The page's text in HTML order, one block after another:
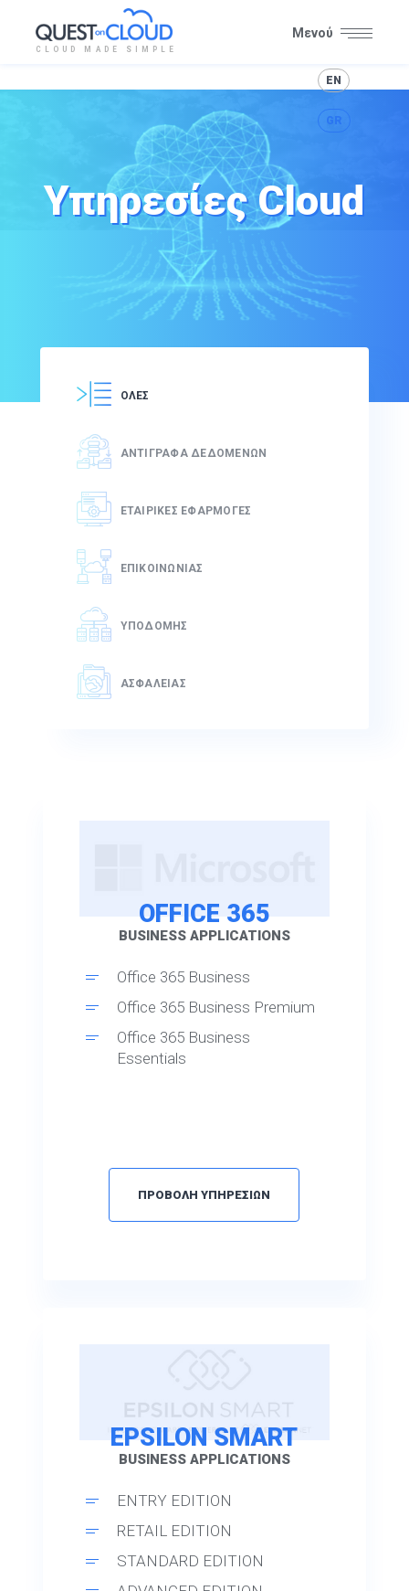
CLOUD MADE SIMPLE
Μενού
EN
GR
Υπηρεσίες Cloud
ΌΛΕΣ
ΑΝΤΊΓΡΑΦΑ ΔΕΔΟΜΈΝΩΝ
ΕΤΑΙΡΙΚΈΣ ΕΦΑΡΜΟΓΈΣ
ΕΠΙΚΟΙΝΩΝΊΑΣ
ΥΠΟΔΟΜΉΣ
ΑΣΦΆΛΕΙΑΣ
OFFICE 365
BUSINESS APPLICATIONS
Office 365 Business
Office 365 Business Premium
Office 365 Business
Essentials
ΠΡΟΒΟΛΗ ΥΠΗΡΕΣΙΩΝ
EPSILON SMART
BUSINESS APPLICATIONS
ENTRY EDITION
RETAIL EDITION
STANDARD EDITION